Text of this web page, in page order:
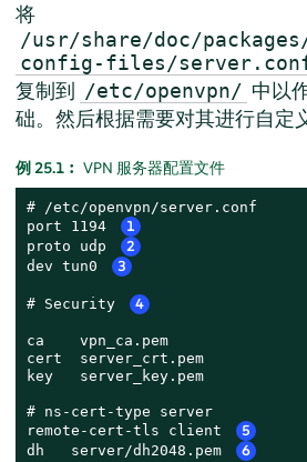
将
/usr/share/doc/
config-files/
复制到 /etc/openvpn/ 中以
础。然后根据需要对其进行自定义
例 25.1︰ VPN 服务器配置文件
# /etc/openvpn/server.conf
port 1194
1
proto udp 2
dev tun0 3
# Security 4
ca    vpn_ca.pem
cert  server_crt.pem
key   server_key.pem
# ns-cert-type server
remote-cert-tls client
5
dh   server/dh2048.pem 6